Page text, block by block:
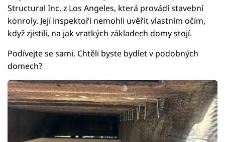
Structural Inc. z Los Angeles, která provádí stavební
konroly. Její inspektoři nemohli uvěřit vlastním očím,
když zjistili, na jak vratkých základech domy stojí.
Podívejte se sami. Chtěli byste bydlet v podobných
domech?